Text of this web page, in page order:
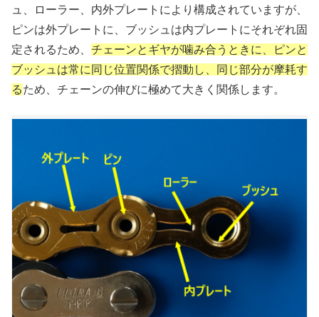
ュ、ローラー、内外プレートにより構成されていますが、
ピンは外プレートに、ブッシュは内プレートにそれぞれ固
定されるため、 チェーンとギヤが噛み合うときに、ピンと
ブッシュは常に同じ位置関係で摺動し、同じ部分が摩耗す
るため、チェーンの伸びに極めて大きく関係します。